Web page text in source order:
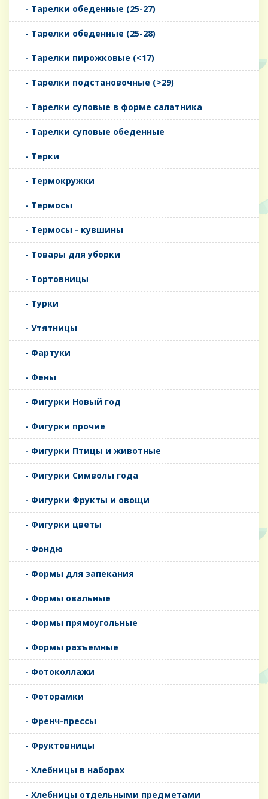
- Тарелки обеденные (25-27)
- Тарелки обеденные (25-28)
- Тарелки пирожковые (<17)
- Тарелки подстановочные (>29)
- Тарелки суповые в форме салатника
- Тарелки суповые обеденные
- Терки
- Термокружки
- Термосы
- Термосы - кувшины
- Товары для уборки
- Тортовницы
- Турки
- Утятницы
- Фартуки
- Фены
- Фигурки Новый год
- Фигурки прочие
- Фигурки Птицы и животные
- Фигурки Символы года
- Фигурки Фрукты и овощи
- Фигурки цветы
- Фондю
- Формы для запекания
- Формы овальные
- Формы прямоугольные
- Формы разъемные
- Фотоколлажи
- Фоторамки
- Френч-прессы
- Фруктовницы
- Хлебницы в наборах
- Хлебницы отдельными предметами